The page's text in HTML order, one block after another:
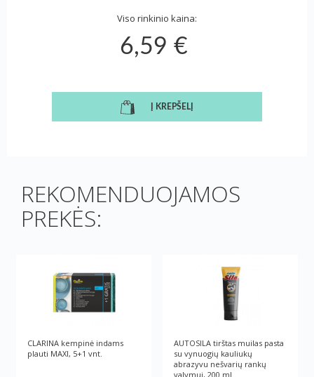
Viso rinkinio kaina:
6,59 €
Į KREPŠELĮ
REKOMENDUOJAMOS
PREKĖS:
CLARINA kempinė indams
plauti MAXI, 5+1 vnt.
AUTOSILA tirštas muilas pasta
su vynuogių kauliukų
abrazyvu nešvarių rankų
valymui, 200 ml